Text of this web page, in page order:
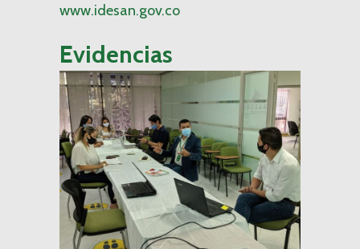
www.idesan.gov.co
Evidencias